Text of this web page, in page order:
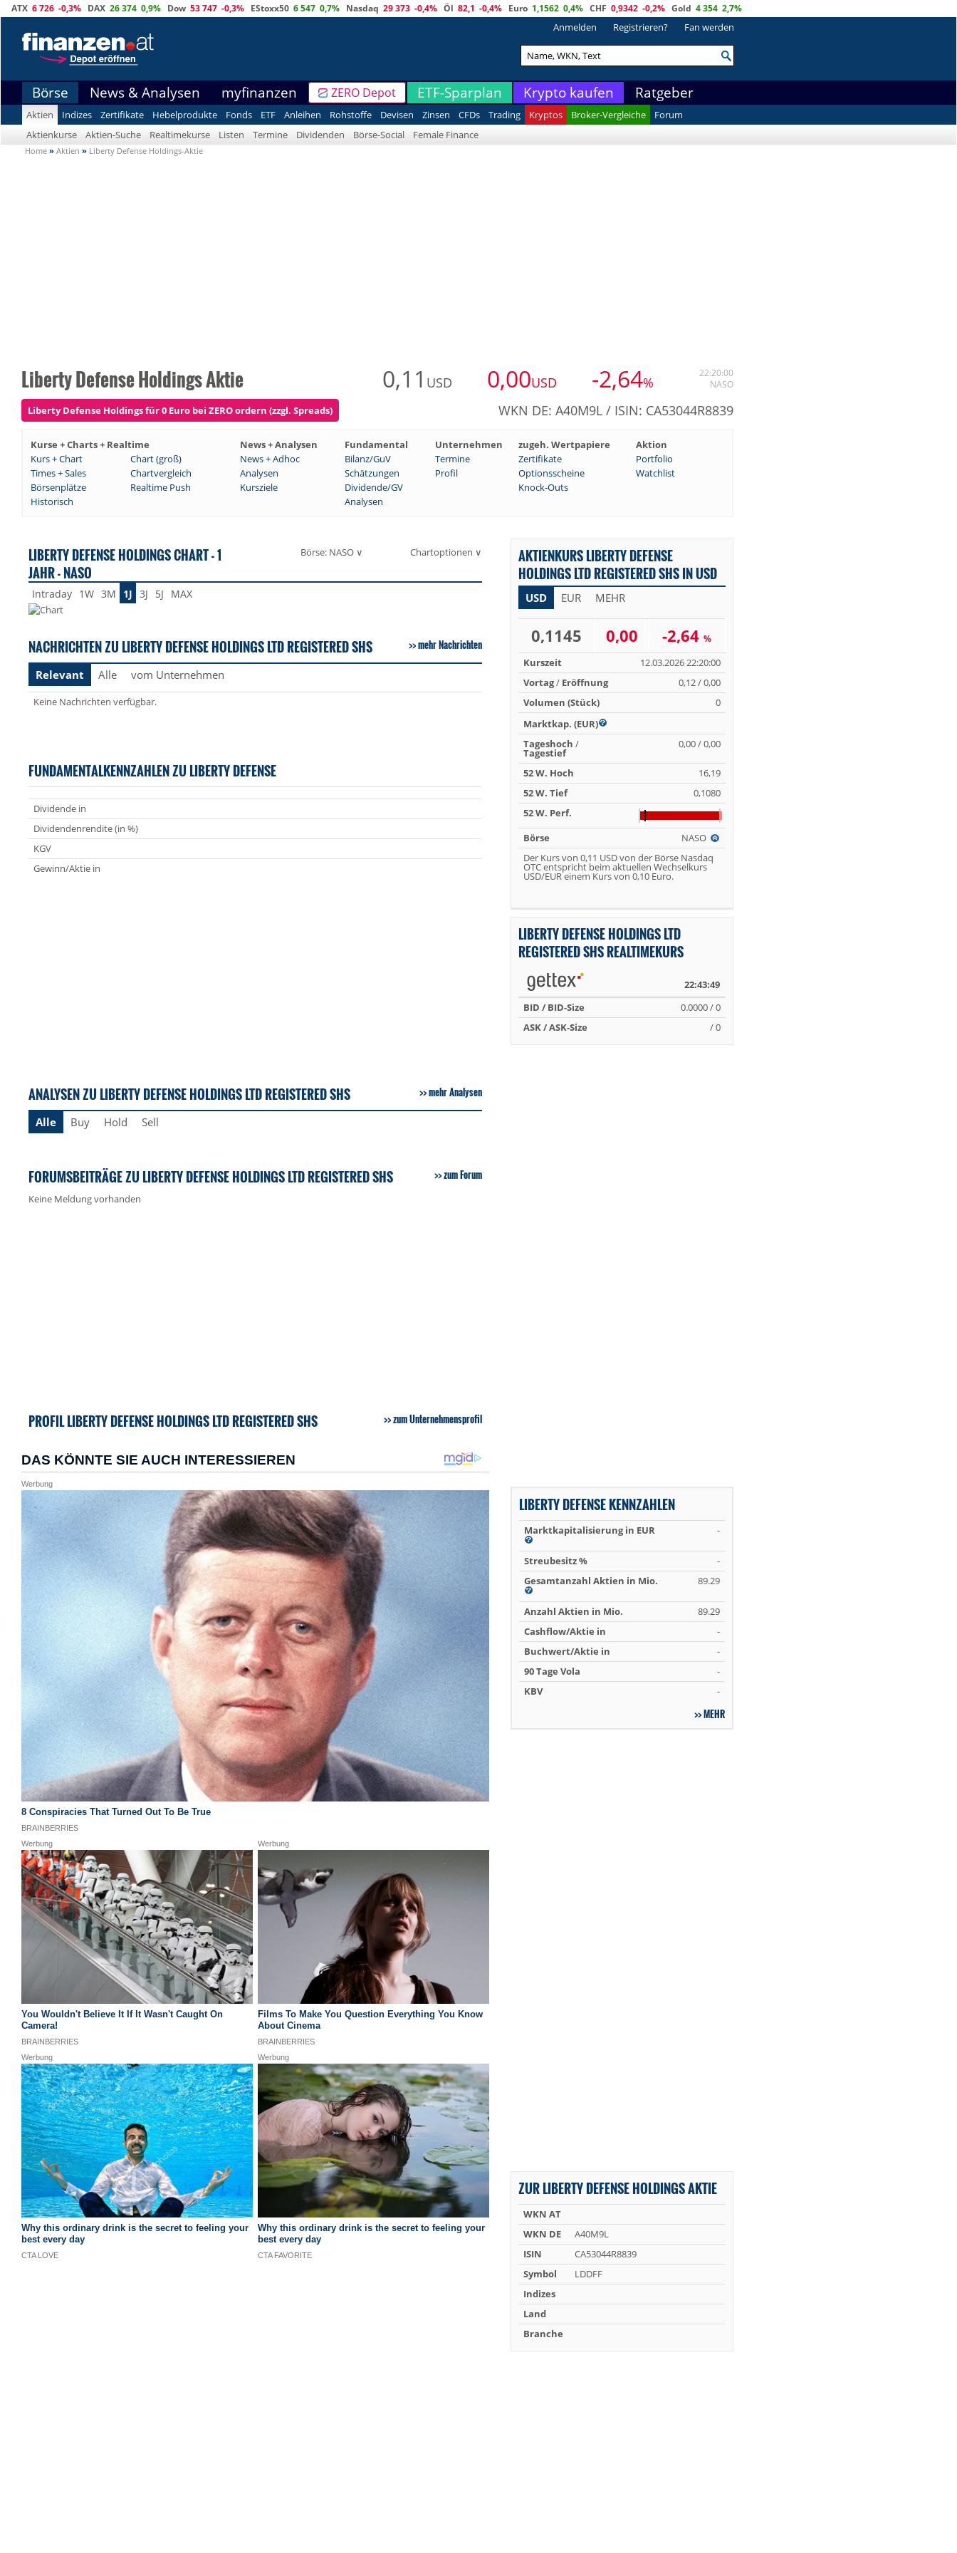
ATX 6 726 -0,3% DAX 26 374 0,9% Dow 53 747 -0,3% EStoxx50 6 547 0,7% Nasdaq 29 373 -0,4% Öl 82,1 -0,4% Euro 1,1562 0,4% CHF 0,9342 -0,2% Gold 4 354 2,7%
Anmelden Registrieren? Fan werden
Börse News & Analysen myfinanzen ZERO Depot ETF-Sparplan Krypto kaufen Ratgeber
Aktien Indizes Zertifikate Hebelprodukte Fonds ETF Anleihen Rohstoffe Devisen Zinsen CFDs Trading Kryptos Broker-Vergleiche
Forum
Aktienkurse
Aktien-Suche Realtimekurse Listen Termine Dividenden Börse-Social Female Finance
Home » Aktien » Liberty Defense Holdings-Aktie
Liberty Defense Holdings Aktie 0,11 USD 0,00USD -2,64%
22:20:00
NASO
Liberty Defense Holdings für 0 Euro bei ZERO ordern (zzgl. Spreads) WKN DE: A40M9L / ISIN: CA53044R8839
Kurse + Charts + Realtime News + Analysen Fundamental Unternehmen zugeh. Wertpapiere
Aktion
Kurs + Chart
Chart (groß) News + Adhoc Bilanz/GuV Termine Zertifikate
Portfolio
Times + Sales
Chartvergleich Analysen Schätzungen Profil Optionsscheine
Watchlist
Börsenplätze
Realtime Push Kursziele Dividende/GV
Knock-Outs
Historisch
Analysen
LIBERTY DEFENSE HOLDINGS CHART - 1
JAHR - NASO
Börse: NASO ∨ Chartoptionen ∨
Intraday 1W 3M 1J 3J 5J MAX
NACHRICHTEN ZU LIBERTY DEFENSE HOLDINGS LTD REGISTERED SHS mehr Nachrichten
Relevant Alle vom Unternehmen
Keine Nachrichten verfügbar.
FUNDAMENTALKENNZAHLEN ZU LIBERTY DEFENSE
Dividende in
Dividendenrendite (in %)
KGV
Gewinn/Aktie in
ANALYSEN ZU LIBERTY DEFENSE HOLDINGS LTD REGISTERED SHS mehr Analysen
Alle Buy Hold Sell
FORUMSBEITRÄGE ZU LIBERTY DEFENSE HOLDINGS LTD REGISTERED SHS zum Forum
Keine Meldung vorhanden
PROFIL LIBERTY DEFENSE HOLDINGS LTD REGISTERED SHS zum Unternehmensprofil
AKTIENKURS LIBERTY DEFENSE
HOLDINGS LTD REGISTERED SHS IN USD
USD EUR MEHR
0,1145 0,00 -2,64%
Kurszeit
12.03.2026 22:20:00
Vortag/ Eröffnung
0,12 / 0,00
Volumen (Stück)
0
Marktkap. (EUR)
Tageshoch /
Tagestief
0,00 / 0,00
52 W. Hoch
16,19
52 W. Tief
0,1080
52 W. Perf.
Börse
NASO
Der Kurs von 0,11 USD von der Börse Nasdaq
OTC entspricht beim aktuellen Wechselkurs
USD/EUR einem Kurs von 0,10 Euro.
LIBERTY DEFENSE HOLDINGS LTD
REGISTERED SHS REALTIMEKURS
22:43:49
BID / BID-Size
0.0000 / 0
ASK / ASK-Size
/ 0
LIBERTY DEFENSE KENNZAHLEN
Marktkapitalisierung in EUR -
Streubesitz %
-
Gesamtanzahl Aktien in Mio.
89.29
Anzahl Aktien in Mio.
89.29
Cashflow/Aktie in
-
Buchwert/Aktie in
-
90 Tage Vola
-
KBV
-
MEHR
ZUR LIBERTY DEFENSE HOLDINGS AKTIE
WKN AT
WKN DE
A40M9L
ISIN
CA53044R8839
Symbol
LDDFF
Indizes
Land
Branche